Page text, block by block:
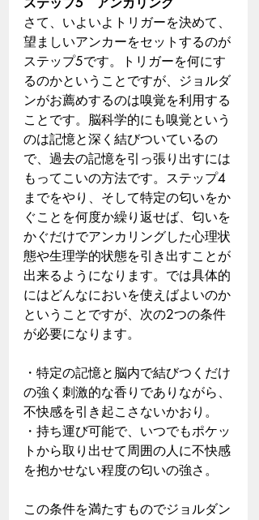
さて、いよいよトリガーを決めて、
望ましいアンカーをセットするのが
ステップ5です。トリガーを何にす
るのかということですが、ジョルダ
ンがお薦めするのは嗅覚を利用する
ことです。脳科学的にも嗅覚という
のは記憶と深く結びついているの
で、過去の記憶を引っ張り出すには
もってこいの方法です。ステップ4
までをやり、そして特定の匂いをか
ぐことを何度か繰り返せば、匂いを
かぐだけでアンカリングした心理状
態や生理学的状態を引き出すことが
出来るようになります。では具体的
にはどんなにおいを使えばよいのか
ということですが、次の2つの条件
が必要になります。
・特定の記憶と脳内で結びつくだけ
の強く刺激的な香りでありながら、
不快感を引き起こさないかおり。
・持ち運び可能で、いつでもポケッ
トから取り出せて周囲の人に不快感
を抱かせない程度の匂いの強さ。
この条件を満たすものでジョルダン